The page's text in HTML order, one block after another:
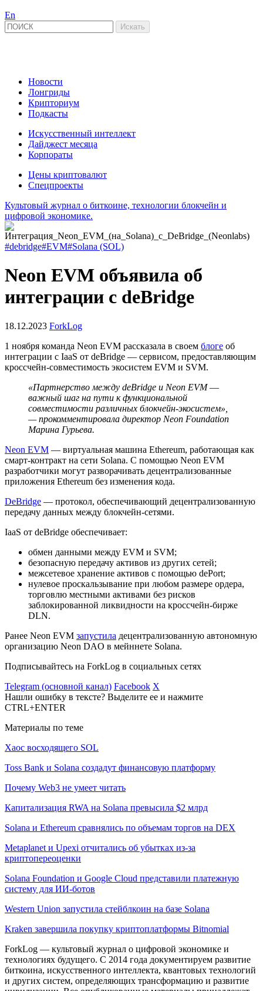
En
Новости
Лонгриды
Крипториум
Подкасты
Искусственный интеллект
Дайджест месяца
Корпораты
Цены криптовалют
Спецпроекты
Культовый журнал о биткоине, технологии блокчейн и
цифровой экономике.
#debridge#EVM#Solana (SOL)
Neon EVM объявила об
интеграции с deBridge
18.12.2023 ForkLog
1 ноября команда Neon EVM рассказала в своем блоге об
интеграции с IaaS от deBridge ― сервисом, предоставляющим
кроссчейн-совместимость экосистем EVM и SVM.
«Партнерство между deBridge и Neon EVM―
важный шаг на пути к функциональной
совместимости различных блокчейн-экосистем»,
— прокомментировала директор Neon Foundation
Марина Гурьева.
Neon EVM ― виртуальная машина Ethereum, работающая как
смарт-контракт на сети Solana. С помощью Neon EVM
разработчики могут разворачивать децентрализованные
приложения Ethereum без изменения кода.
DeBridge ― протокол, обеспечивающий децентрализованную
передачу данных между блокчейн-сетями.
IaaS от deBridge обеспечивает:
обмен данными между EVM и SVM;
безопасную передачу активов из других сетей;
межсетевое хранение активов с помощью dePort;
нулевое проскальзывание при любом размере ордера,
торговлю местными активами без рисков
заблокированной ликвидности на кроссчейн-бирже
DLN.
Ранее Neon EVM запустила децентрализованную автономную
организацию Neon DAO в мейннете Solana.
Подписывайтесь на ForkLog в социальных сетях
Telegram (основной канал) Facebook X
Нашли ошибку в тексте? Выделите ее и нажмите
CTRL+ENTER
Материалы по теме
Хаос восходящего SOL
Toss Bank и Solana создадут финансовую платформу
Почему Web3 не умеет читать
Капитализация RWA на Solana превысила $2 млрд
Solana и Ethereum сравнялись по объемам торгов на DEX
Metaplanet и Upexi отчитались об убытках из-за
криптопереоценки
Solana Foundation и Google Cloud представили платежную
систему для ИИ-ботов
Western Union запустила стейблкоин на базе Solana
Kraken завершила покупку криптоплатформы Bitnomial
ForkLog — культовый журнал о цифровой экономике и
технологиях будущего. С 2014 года документируем развитие
биткоина, искусственного интеллекта, квантовых технологий
и других систем, определяющих трансформацию и развитие